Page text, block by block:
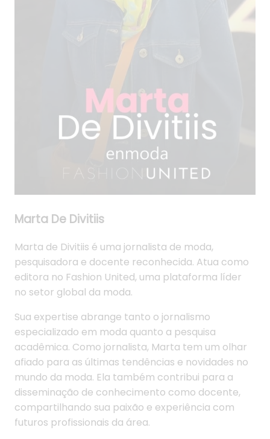
Marta De Divitiis
Marta de Divitiis é uma jornalista de moda,
pesquisadora e docente reconhecida. Atua como
editora no Fashion United, uma plataforma líder
no setor global da moda.
Sua expertise abrange tanto o jornalismo
especializado em moda quanto a pesquisa
acadêmica. Como jornalista, Marta tem um olhar
afiado para as últimas tendências e novidades no
mundo da moda. Ela também contribui para a
disseminação de conhecimento como docente,
compartilhando sua paixão e experiência com
futuros profissionais da área.